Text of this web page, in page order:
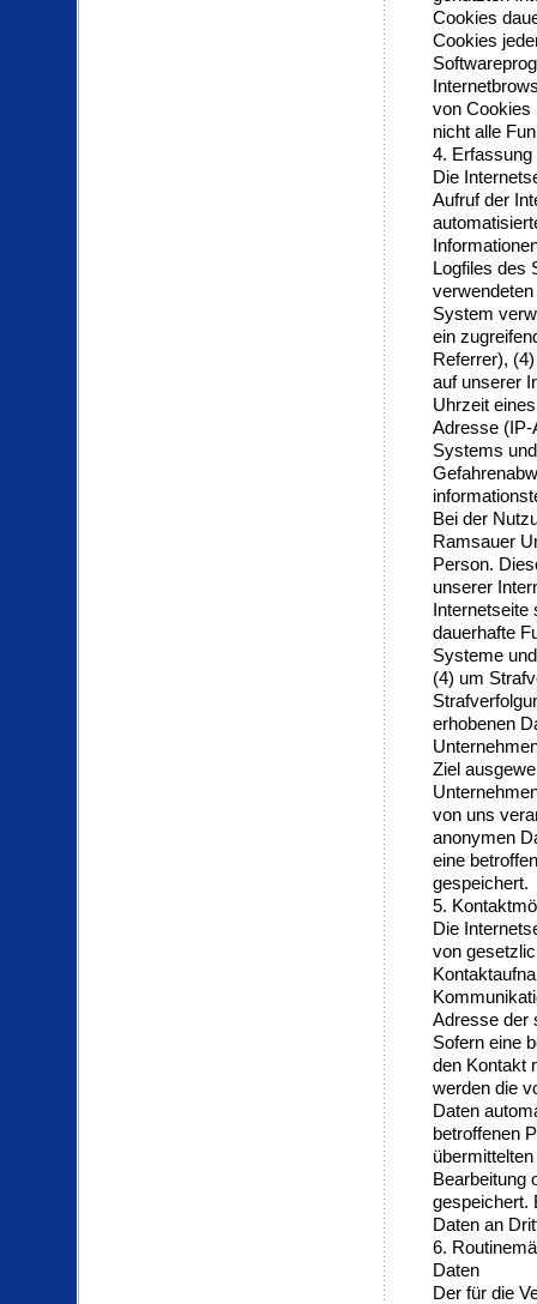
Cookies
Cookies
von Cookies
nicht alle
4. Erfassung
Die
Aufruf der
Logfiles des
System
ein
Referrer),
auf unserer
Uhrzeit
Adresse (IP-
Systems
Bei der
Ramsauer
Person.
unserer
dauerhafte
Systeme
(4) um
erhobenen
Ziel
von uns
anonymen
eine
gespeichert.
5.
Die
von
Adresse der
Sofern eine
den Kontakt
werden die
Daten
betroffenen
Bearbeitung
gespeichert.
Daten an
6.
Daten
Der für die